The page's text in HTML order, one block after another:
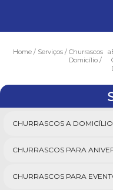
Home Serviços
Churrascos a
Domicílio
CHURRASCOS A DOMICÍLIO
CHURRASCOS PARA
CHURRASCOS PARA